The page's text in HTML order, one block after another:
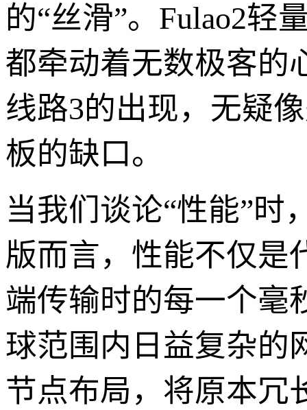
的“丝滑”。Fulao2轻
都牵动着无数极客的
线路3的出现，无疑
板的缺口。
当我们谈论“性能”时
版而言，性能不仅是
端传输时的每一个毫
球范围内日益复杂的
节点布局，将原本冗